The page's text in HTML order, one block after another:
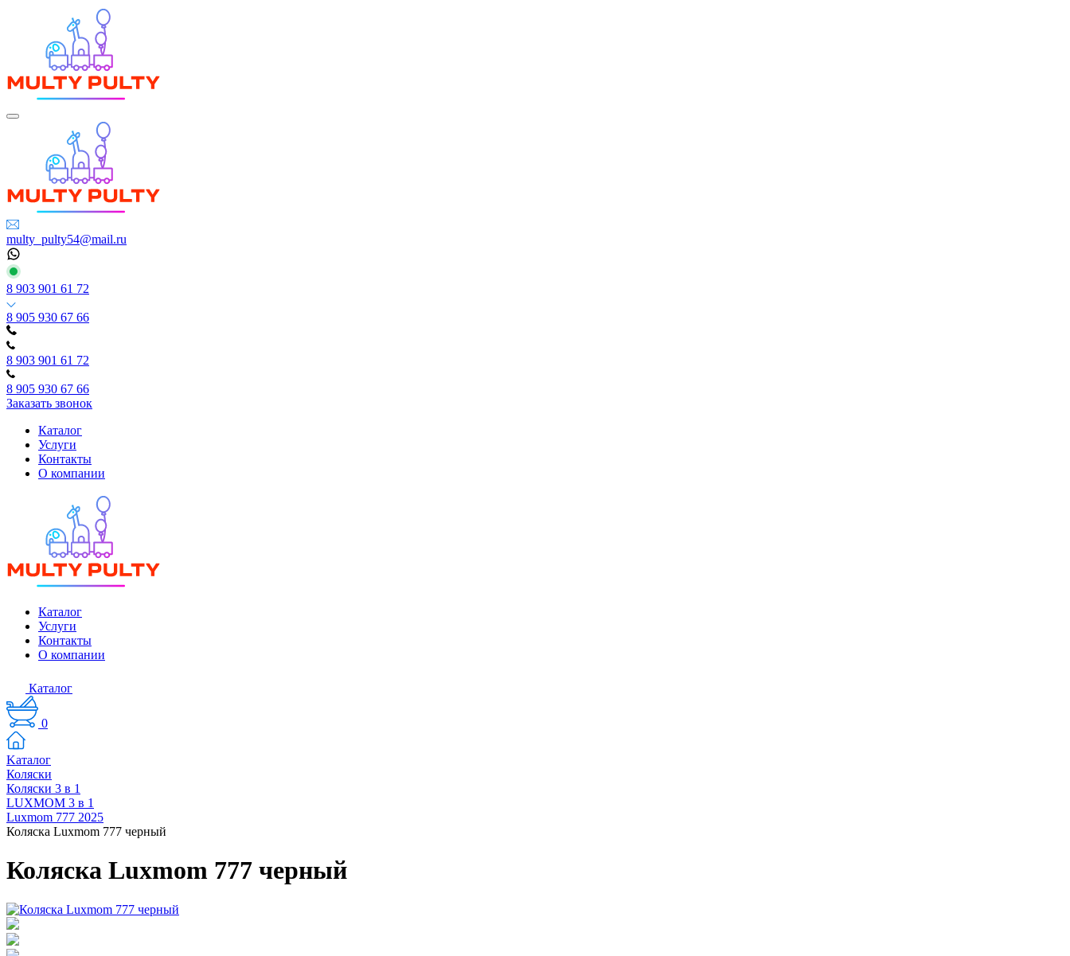
multy_pulty54@mail.ru
8 903 901 61 72
8 905 930 67 66
8 903 901 61 72
8 905 930 67 66
Заказать звонок
Каталог
Услуги
Контакты
О компании
Каталог
Услуги
Контакты
О компании
Каталог
0
Kаталог
Коляски
Коляски 3 в 1
LUXMOM 3 в 1
Luxmom 777 2025
Коляска Luxmom 777 черный
Коляска Luxmom 777 черный